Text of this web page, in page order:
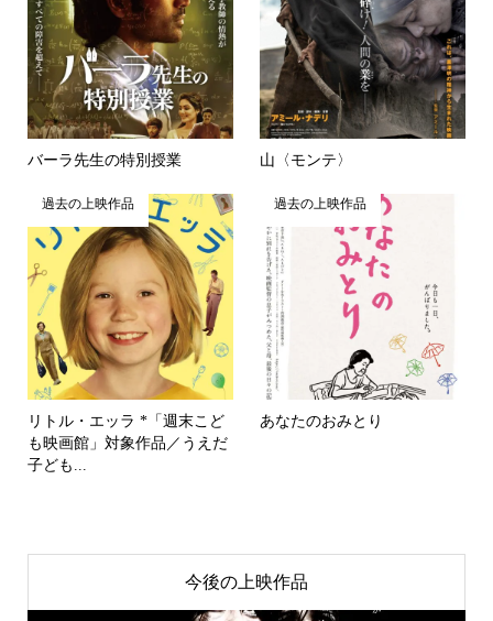
バーラ先生の特別授業 山〈モンテ〉
過去の上映作品
リトル・エッラ *「週末こど
も映画館」対象作品／うえだ
子ども...
過去の上映作品
あなたのおみとり
今後の上映作品